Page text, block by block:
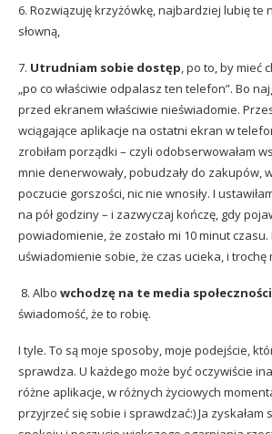
6. Rozwiązuję krzyżówkę, najbardziej lubię te
słowną,
7. Utrudniam sobie dostęp, po to, by mieć
„po co właściwie odpalasz ten telefon”. Bo
przed ekranem właściwie nieświadomie.
wciągające aplikacje na ostatni ekran w
zrobiłam porządki – czyli odobserwowałam
mnie denerwowały, pobudzały do zakupów,
poczucie gorszości, nic nie wnosiły. I
na pół godziny – i zazwyczaj kończę, gdy
powiadomienie, że zostało mi 10 minut czasu.
uświadomienie sobie, że czas ucieka, i trochę
8. Albo wchodzę na te media
świadomość, że to robię.
I tyle. To są moje sposoby, moje podejście,
sprawdza. U każdego może być oczywiście
różne aplikacje, w różnych życiowych
przyjrzeć się sobie i sprawdzać:) Ja zyskałam